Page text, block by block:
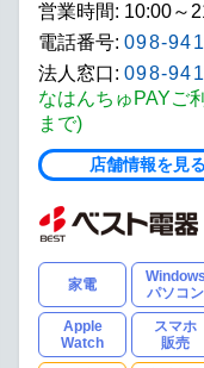
営業時間: 10:00～
電話番号: 098-
法人窓口: 098-
なはんちゅPAYご
まで)
店舗情報を見る
家電
Windows
パソコン
Apple
Watch
スマホ
販売